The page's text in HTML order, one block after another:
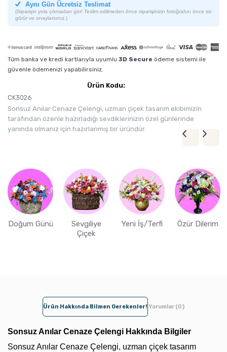
Aynı Gün Ücretsiz Teslimat
(Siparişin yola çıkmadan gör! Teslim edilmeden önce siparişinizin fotoğrafını önce siz
görür ve onaylarsınız.)
Tüm banka ve kredi kartlarıyla uyumlu 3D Secure ödeme sistemi ile
güvenle ödemenizi yapabilirsiniz.
Ürün Kodu:
CK3026
Sonsuz Anılar Cenaze Çelengi, uzman çiçek tasarım ekibimizin
tarafından özenle hazırladığı sevdiklerinizin özel günlerinde
yanında olmanız için hazırlanmış bir üründür.
Doğum Günü
Sevgiliye
Çiçek
Yeni İş/Terfi Özür Dilerim
Ürün Hakkında Bilmen Gerekenler! Yorumlar (0)
Sonsuz Anılar Cenaze Çelengi Hakkında Bilgiler
Sonsuz Anılar Cenaze Çelengi, uzman çiçek tasarım